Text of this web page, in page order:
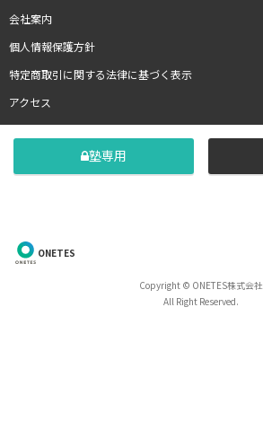
会社案内
個人情報保護方針
特定商取引に関する法律に基づく表示
アクセス
塾専用
ONETES
Copyright © ONETES株式会社
All Right Reserved.